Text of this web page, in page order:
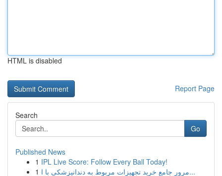
HTML is disabled
Report Page
Search
Go
Published News
1 IPL Live Score: Follow Every Ball Today!
1
مرور جامع خرید تجهیزات مربوط به دندانپزشکی با ا...